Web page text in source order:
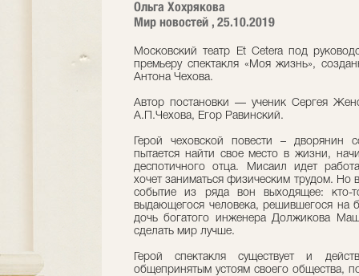
Ольга Хохрякова
Мир новостей , 25.10.2019
Московский театр Et Cetera под
премьеру спектакля «Моя жизнь»,
Антона Чехова.
Автор постановки — ученик Сергея
А.П.Чехова, Егор Равинский.
Герой чеховской повести –
пытается найти свое место в жизни,
деспотичного отца. Мисаил идет
хочет заниматься физическим трудом. Но
событие из ряда вон выходящее: кто-
выдающегося человека, решившегося на
дочь богатого инженера Должикова
сделать мир лучше.
Герой спектакля существует и
общепринятым устоям своего общества,